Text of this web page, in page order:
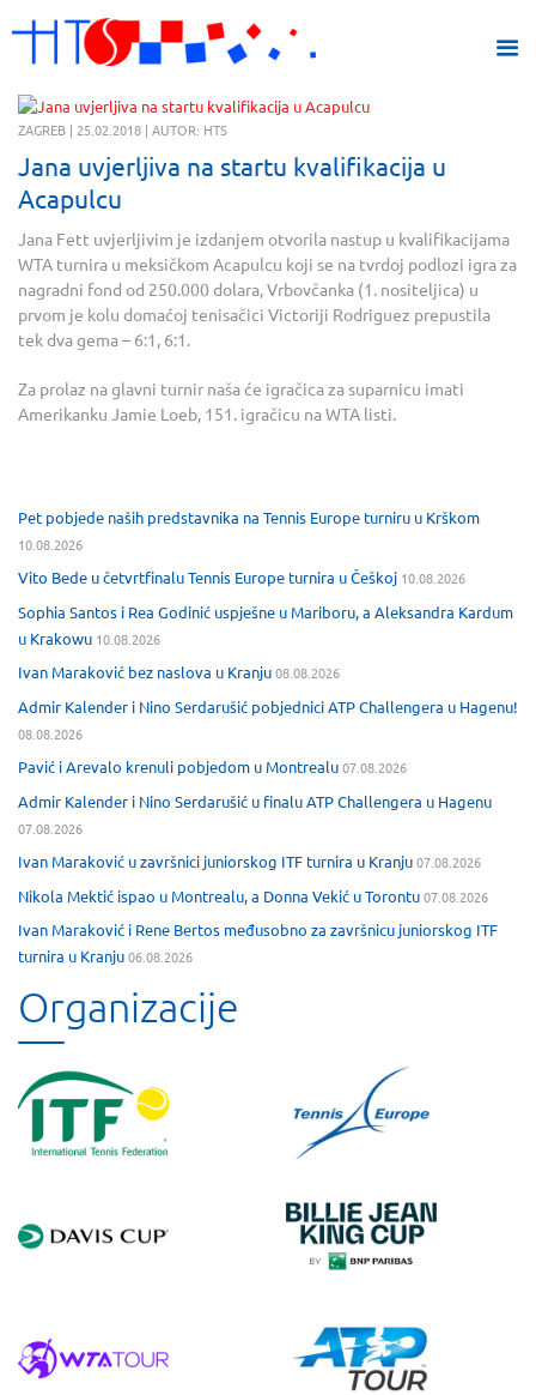
ZAGREB | 25.02.2018 | AUTOR: HTS
Jana uvjerljiva na startu kvalifikacija u
Acapulcu
Jana Fett uvjerljivim je izdanjem otvorila nastup u kvalifikacijama
WTA turnira u meksičkom Acapulcu koji se na tvrdoj podlozi igra za
nagradni fond od 250.000 dolara, Vrbovčanka (1. nositeljica) u
prvom je kolu domaćoj tenisačici Victoriji Rodriguez prepustila
tek dva gema – 6:1, 6:1.
Za prolaz na glavni turnir naša će igračica za suparnicu imati
Amerikanku Jamie Loeb, 151. igračicu na WTA listi.
Pet pobjede naših predstavnika na Tennis Europe turniru u Krškom
10.08.2026
Vito Bede u četvrtfinalu Tennis Europe turnira u Češkoj 10.08.2026
Sophia Santos i Rea Godinić uspješne u Mariboru, a Aleksandra Kardum
u Krakowu 10.08.2026
Ivan Maraković bez naslova u Kranju08.08.2026
Admir Kalender i Nino Serdarušić pobjednici ATP Challengera u Hagenu!
08.08.2026
Pavić i Arevalo krenuli pobjedom u Montrealu07.08.2026
Admir Kalender i Nino Serdarušić u finalu ATP Challengera u Hagenu
07.08.2026
Ivan Maraković u završnici juniorskog ITF turnira u Kranju07.08.2026
Nikola Mektić ispao u Montrealu, a Donna Vekić u Torontu07.08.2026
Ivan Maraković i Rene Bertos međusobno za završnicu juniorskog ITF
turnira u Kranju06.08.2026
Organizacije